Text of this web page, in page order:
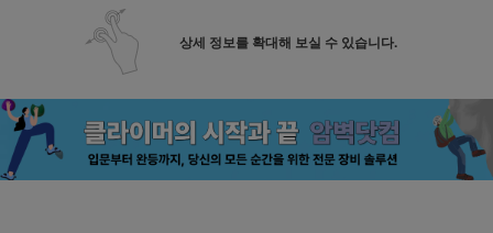
상세 정보를 확대해 보실 수 있습니다.